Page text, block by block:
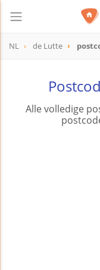
NL de Lutte
Alle volledige